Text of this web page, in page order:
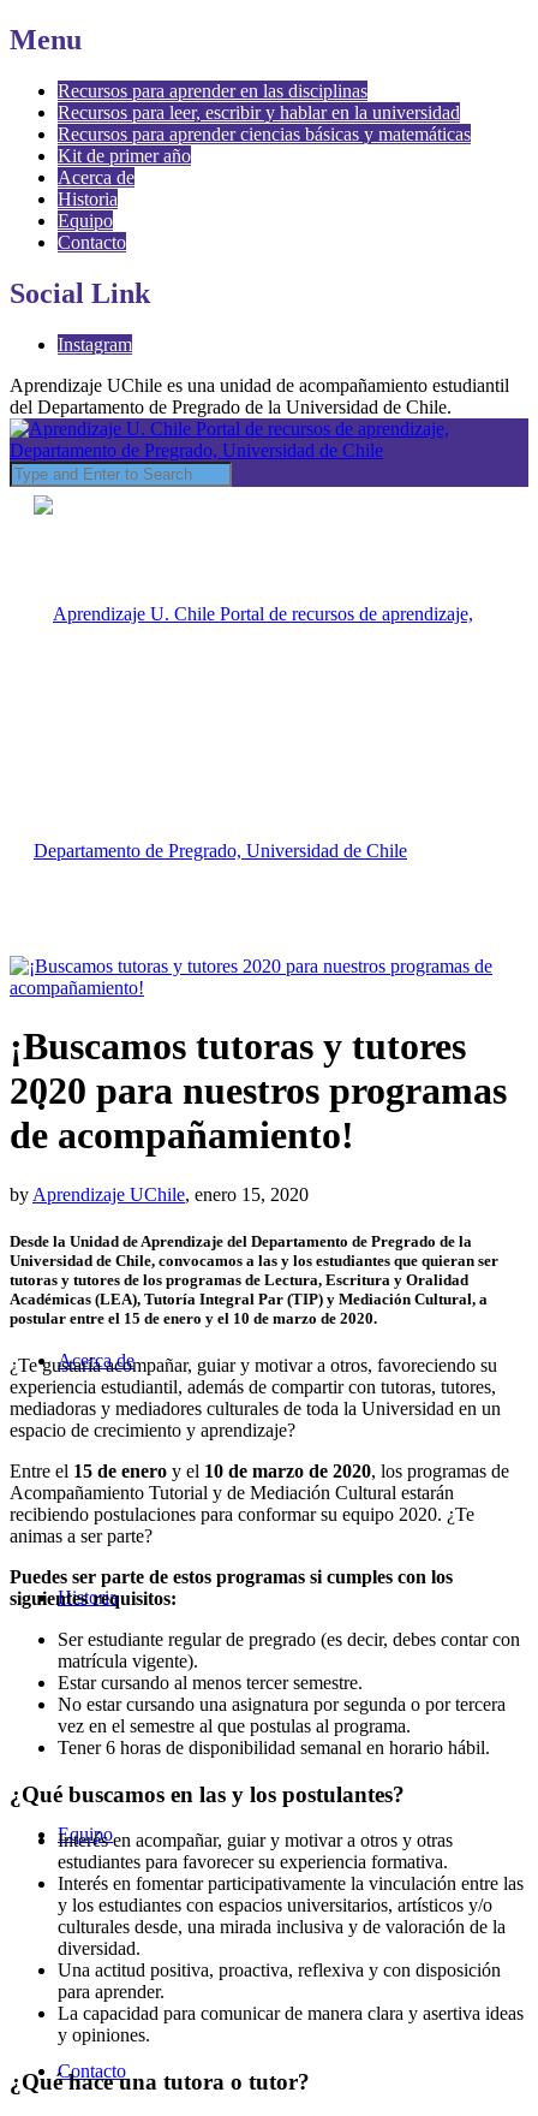
Menu
Recursos para aprender en las disciplinas
Recursos para leer, escribir y hablar en la universidad
Recursos para aprender ciencias básicas y matemáticas
Kit de primer año
Acerca de
Historia
Equipo
Contacto
Social Link
Instagram
Aprendizaje UChile es una unidad de acompañamiento estudiantil
del Departamento de Pregrado de la Universidad de Chile.
Acerca de
Historia
Equipo
Contacto
¡Buscamos tutoras y tutores
2020 para nuestros programas
de acompañamiento!
by Aprendizaje UChile, enero 15, 2020
Desde la Unidad de Aprendizaje del Departamento de Pregrado de la
Universidad de Chile, convocamos a las y los estudiantes que quieran ser
tutoras y tutores de los programas de Lectura, Escritura y Oralidad
Académicas (LEA), Tutoría Integral Par (TIP) y Mediación Cultural, a
postular entre el 15 de enero y el 10 de marzo de 2020.
¿Te gustaría acompañar, guiar y motivar a otros, favoreciendo su
experiencia estudiantil, además de compartir con tutoras, tutores,
mediadoras y mediadores culturales de toda la Universidad en un
espacio de crecimiento y aprendizaje?
Entre el 15 de enero y el 10 de marzo de 2020, los programas de
Acompañamiento Tutorial y de Mediación Cultural estarán
recibiendo postulaciones para conformar su equipo 2020. ¿Te
animas a ser parte?
Puedes ser parte de estos programas si cumples con los
siguientes requisitos:
Ser estudiante regular de pregrado (es decir, debes contar con
matrícula vigente).
Estar cursando al menos tercer semestre.
No estar cursando una asignatura por segunda o por tercera
vez en el semestre al que postulas al programa.
Tener 6 horas de disponibilidad semanal en horario hábil.
¿Qué buscamos en las y los postulantes?
Interés en acompañar, guiar y motivar a otros y otras
estudiantes para favorecer su experiencia formativa.
Interés en fomentar participativamente la vinculación entre las
y los estudiantes con espacios universitarios, artísticos y/o
culturales desde, una mirada inclusiva y de valoración de la
diversidad.
Una actitud positiva, proactiva, reflexiva y con disposición
para aprender.
La capacidad para comunicar de manera clara y asertiva ideas
y opiniones.
¿Qué hace una tutora o tutor?